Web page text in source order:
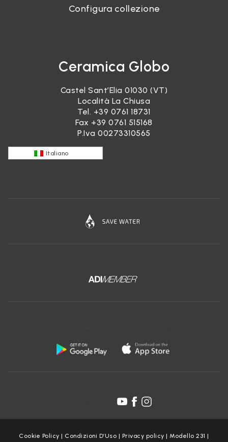
Configura collezione
Ceramica Globo
Castel Sant’Elia 01030 (VT)
Località La Chiusa
Tel. +39 0761 18731
Fax +39 0761 515168
P.Iva 00273310565
Italiano
Cookie Policy | Condizioni D’Uso | Privacy policy |Modello 231 |